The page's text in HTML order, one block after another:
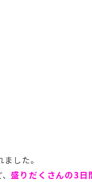
した。
盛りだくさんの3日